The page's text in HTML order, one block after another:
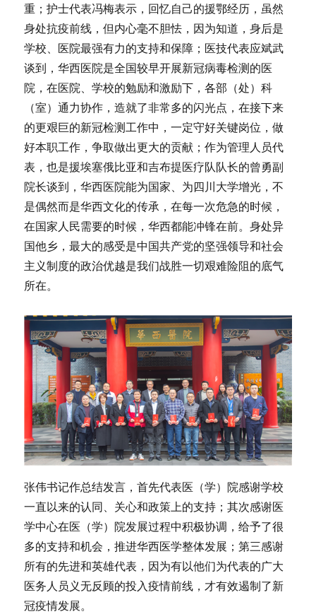
重；护士代表冯梅表示，回忆自己的援鄂经历，虽然
身处抗疫前线，但内心毫不胆怯，因为知道，身后是
学校、医院最强有力的支持和保障；医技代表应斌武
谈到，华西医院是全国较早开展新冠病毒检测的医
院，在医院、学校的勉励和激励下，各部（处）科
（室）通力协作，造就了非常多的闪光点，在接下来
的更艰巨的新冠检测工作中，一定守好关键岗位，做
好本职工作，争取做出更大的贡献；作为管理人员代
表，也是援埃塞俄比亚和吉布提医疗队队长的曾勇副
院长谈到，华西医院能为国家、为四川大学增光，不
是偶然而是华西文化的传承，在每一次危急的时候，
在国家人民需要的时候，华西都能冲锋在前。身处异
国他乡，最大的感受是中国共产党的坚强领导和社会
主义制度的政治优越是我们战胜一切艰难险阻的底气
所在。
张伟书记作总结发言，首先代表医（学）院感谢学校
一直以来的认同、关心和政策上的支持；其次感谢医
学中心在医（学）院发展过程中积极协调，给予了很
多的支持和机会，推进华西医学整体发展；第三感谢
所有的先进和英雄代表，因为有以他们为代表的广大
医务人员义无反顾的投入疫情前线，才有效遏制了新
冠疫情发展。